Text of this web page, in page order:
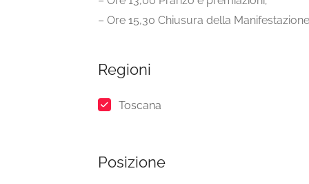
– Ore 15,30 Chiusura della Manifestazione
Regioni
Toscana
Posizione